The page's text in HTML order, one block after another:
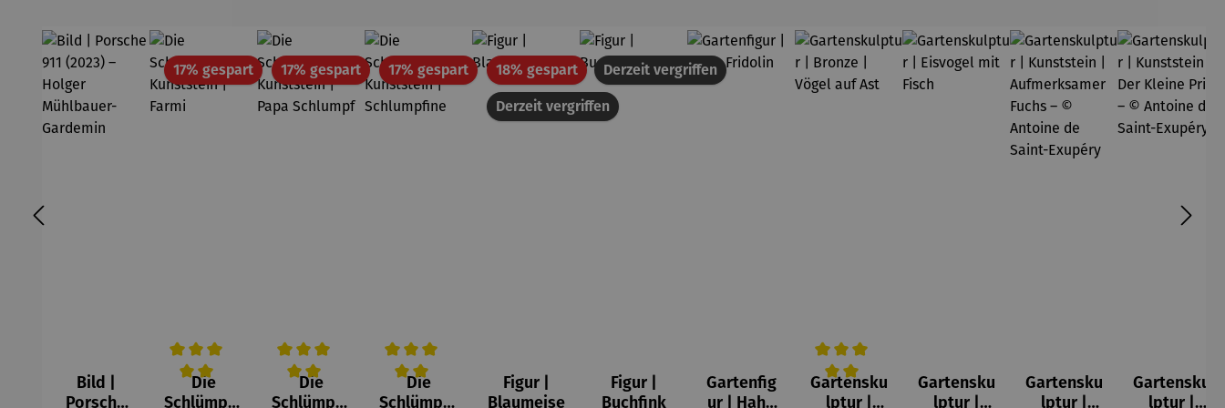
Bild |
Porsche
17% gespartRabatt
Durchschnittliche Bewertung von 5 von 5 Sternen
Die
Schlümpfe
17% gespartRabatt
Durchschnittliche Bewertung von 5 von 5 Sternen
Die
Schlümpfe
17% gespartRabatt
Durchschnittliche Bewertung von 5 von 5 Sternen
Die
Schlümpfe
Derzeit vergriffen
18% gespartRabatt
Figur |
Blaumeise
Derzeit vergriffen
Figur |
Buchfink
Gartenfig
ur | Hahn
Durchschnittliche Bewertung von 5 von 5 Sternen
Gartensku
lptur |
Gartensku
lptur |
Gartensku
lptur |
Gartensku
lptur |